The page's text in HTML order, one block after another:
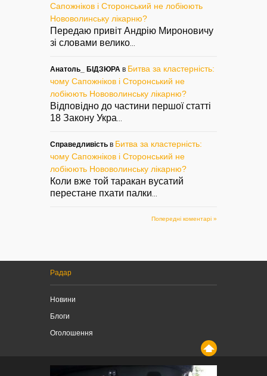
Сапожніков і Сторонський не лобіюють
Нововолинську лікарню?
Передаю привіт Андрію Мироновичу
зі словами велико
Анатоль_ БІДЗЮРА в Битва за кластерність:
чому Сапожніков і Сторонський не
лобіюють Нововолинську лікарню?
Відповідно до частини першої статті
18 Закону Укра
Справедливість в Битва за кластерність:
чому Сапожніков і Сторонський не
лобіюють Нововолинську лікарню?
Коли вже той таракан вусатий
перестане пхати палки
Попередні коментарі »
Радар
Новини
Блоги
Оголошення